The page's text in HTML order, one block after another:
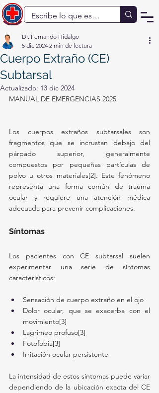
Cuerpo Extraño (CE)
Subtarsal
Dr. Fernando Hidalgo
5 dic 2024 2 min de lectura
Actualizado: 13 dic 2024
MANUAL DE EMERGENCIAS 2025
Los cuerpos extraños subtarsales son
fragmentos que se incrustan debajo del
párpado superior, generalmente
compuestos por pequeñas partículas de
polvo u otros materiales[2]. Este fenómeno
representa una forma común de trauma
ocular y requiere una atención médica
adecuada para prevenir complicaciones.
Síntomas
Los pacientes con CE subtarsal suelen
experimentar una serie de síntomas
característicos:
Sensación de cuerpo extraño en el ojo
Dolor ocular, que se exacerba con el
movimiento[3]
Lagrimeo profuso[3]
Fotofobia[3]
Irritación ocular persistente
La intensidad de estos síntomas puede variar
dependiendo de la ubicación exacta del CE